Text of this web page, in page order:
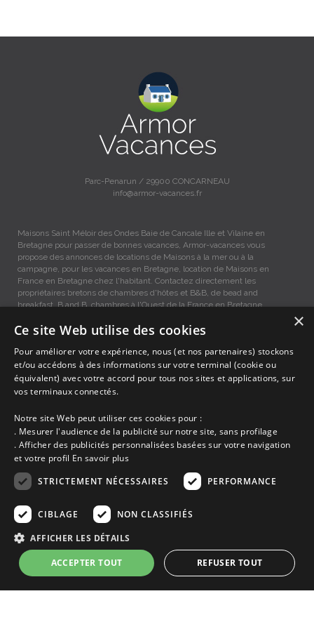
Parc-Penarun / 29900 CONCARNEAU
info@armor-vacances.fr
Maisons Saint Méloir des Ondes Baie de Cancale Ille et Vilaine en
Bretagne pour passer de bonnes vacances, Armor-vacances vous
propose des annonces de locations de Maisons à la mer ou à la
campagne, pour les vacances en Bretagne, location de Maisons en
France en Bretagne chez l'habitant. Contactez directement les
propriétaires bretons de chambres d'hôtes et B&B, de bead and
breakfast, B and B, chambres à l'Ouest de la France en Bretagne.
Maisons vacances Saint Méloir des Ondes, Location entre Particuliers
Accueil
Dernières minutes
Découvrir les départements bretons
Qui sommes-nous ?
Espace propriétaire
Ma sélection
Blog
Mentions légales
Politique cookies
En partenariat avec Clévacances des Côtes d'Armor et du Finistère,
Clévacances est un label national de référence, réglementé par une charte
et grille de critères nationales pour certifier la qualité des hébergements
touristiques. C'est aussi un réseau de proximité avec une visite tous les 4
×
Ce site Web utilise des cookies
Pour améliorer votre expérience, nous (et nos partenaires) stockons
et/ou accédons à des informations sur votre terminal (cookie ou
équivalent) avec votre accord pour tous nos sites et applications, sur
vos terminaux connectés.
Notre site Web peut utiliser ces cookies pour :
. Mesurer l'audience de la publicité sur notre site, sans profilage
. Afficher des publicités personnalisées basées sur votre navigation
et votre profil En savoir plus
STRICTEMENT NÉCESSAIRES
PERFORMANCE
CIBLAGE NON CLASSIFIÉS
AFFICHER LES DÉTAILS
ACCEPTER TOUT REFUSER TOUT